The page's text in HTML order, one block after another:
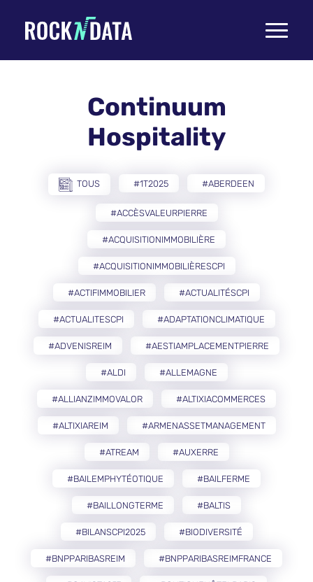
Toggle
Continuum
Hospitality
TOUS #1T2025 #ABERDEEN
#ACCÈSVALEURPIERRE
#ACQUISITIONIMMOBILIÈRE
#ACQUISITIONIMMOBILIÈRESCPI
#ACTIFIMMOBILIER #ACTUALITÉSCPI
#ACTUALITESCPI #ADAPTATIONCLIMATIQUE
#ADVENISREIM #AESTIAMPLACEMENTPIERRE
#ALDI #ALLEMAGNE
#ALLIANZIMMOVALOR #ALTIXIACOMMERCES
#ALTIXIAREIM #ARMENASSETMANAGEMENT
#ATREAM #AUXERRE
#BAILEMPHYTÉOTIQUE #BAILFERME
#BAILLONGTERME #BALTIS
#BILANSCPI2025 #BIODIVERSITÉ
#BNPPARIBASREIM #BNPPARIBASREIMFRANCE